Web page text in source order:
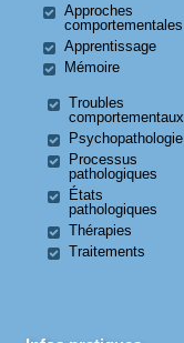
Approches
comportementales
Apprentissage
Mémoire
Troubles
comportementaux
Psychopathologie
Processus
pathologiques
États
pathologiques
Thérapies
Traitements